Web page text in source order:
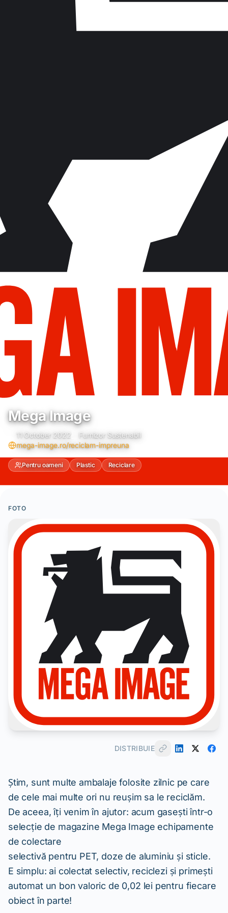
Mega Image
11 October 2022
Furnizor Sustenabil
mega-image.ro/reciclam-impreuna
Pentru oameni Plastic Reciclare
FOTO
DISTRIBUIE
Știm, sunt multe ambalaje folosite zilnic pe care
de cele mai multe ori nu reușim sa le reciclăm.
De aceea, îți venim în ajutor: acum gasești într-o
selecție de magazine Mega Image echipamente
de colectare
selectivă pentru PET, doze de aluminiu și sticle.
E simplu: ai colectat selectiv, reciclezi și primești
automat un bon valoric de 0,02 lei pentru fiecare
obiect în parte!